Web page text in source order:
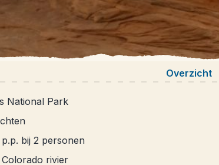
Overzicht
National Park
bij 2 personen
rivier